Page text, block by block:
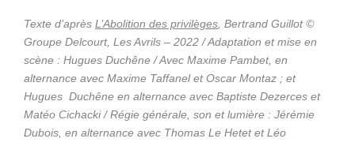
Texte d’après L’Abolition des privilèges , Bertrand Guillot ©
Groupe Delcourt, Les Avrils – 2022 / Adaptation et mise en
scène : Hugues Duchêne / Avec Maxime Pambet, en
alternance avec Maxime Taffanel et Oscar Montaz ; et
Hugues Duchêne en alternance avec Baptiste Dezerces et
Matéo Cichacki / Régie générale, son et lumière : Jérémie
Dubois, en alternance avec Thomas Le Hetet et Léo